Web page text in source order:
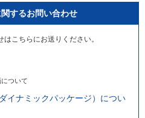
するお問い合わせ
こちらにお送りください。
ついて
イナミックパッケージ）につい